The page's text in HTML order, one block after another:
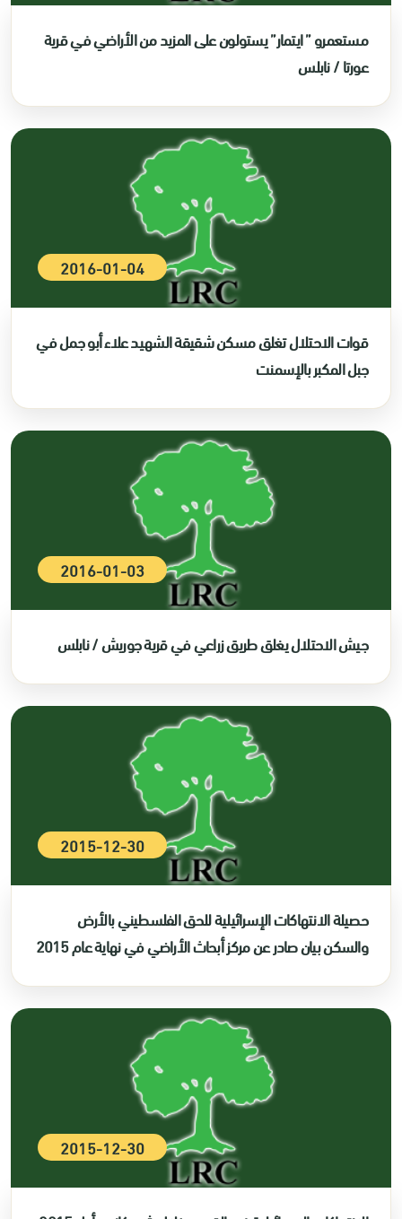
مستعمرو ” ايتمار” يستولون على المزيد من الأراضي في قرية
عورتا / نابلس
2016-01-04
قوات الاحتلال تغلق مسكن شقيقة الشهيد علاء أبو جمل في
جبل المكبر بالإسمنت
2016-01-03
جيش الاحتلال يغلق طريق زراعي في قرية جوريش / نابلس
2015-12-30
حصيلة الانتهاكات الإسرائيلية للحق الفلسطيني بالأرض
والسكن بيان صادر عن مركز أبحاث الأراضي في نهاية عام 2015
2015-12-30